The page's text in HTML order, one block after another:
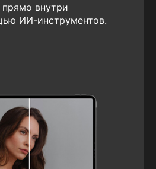
внутри
ИИ-инструментов.